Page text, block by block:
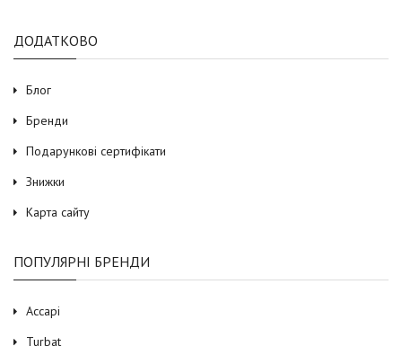
ДОДАТКОВО
Блог
Бренди
Подарункові сертифікати
Знижки
Карта сайту
ПОПУЛЯРНІ БРЕНДИ
Accapi
Turbat